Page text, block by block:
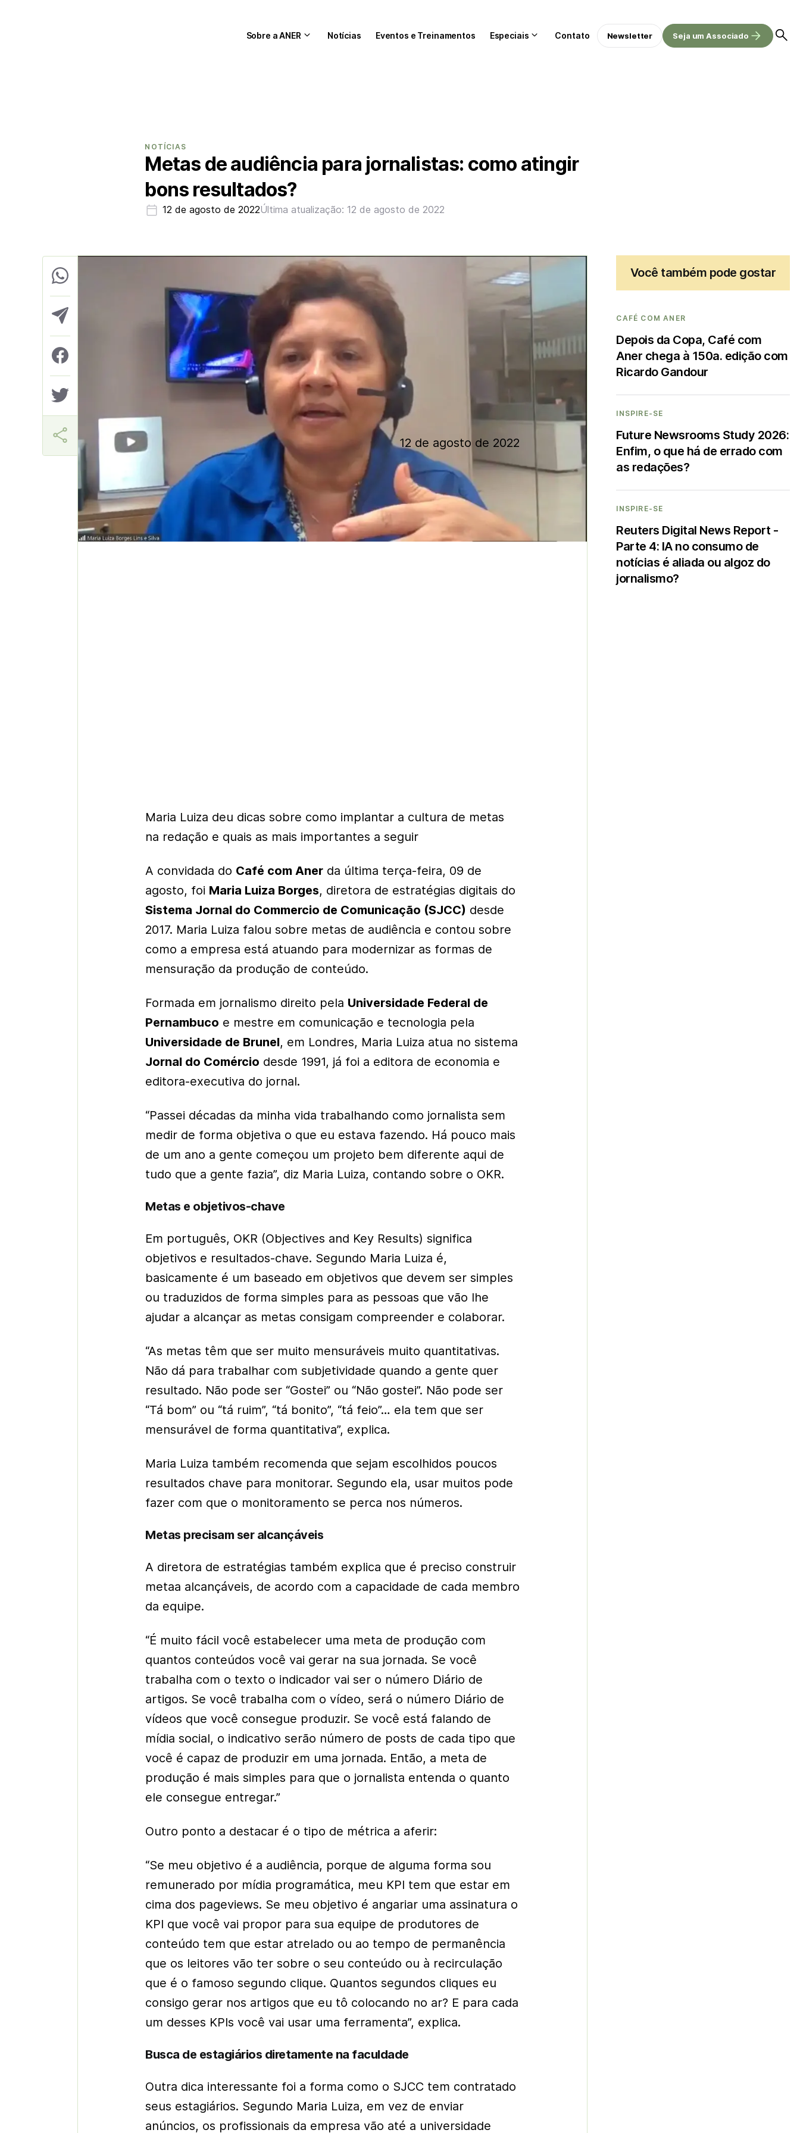
Sobre a ANER Notícias Eventos e Treinamentos Especiais Contato Newsletter Seja um Associado
NOTÍCIAS
Metas de audiência para jornalistas: como atingir
bons resultados?
12 de agosto de 2022Última atualização: 12 de agosto de 2022
Márcia Miranda
12 de agosto de 2022
Maria Luiza deu dicas sobre como implantar a cultura de metas
na redação e quais as mais importantes a seguir
A convidada do Café com Aner da última terça-feira, 09 de
agosto, foi Maria Luiza Borges, diretora de estratégias digitais do
Sistema Jornal do Commercio de Comunicação (SJCC) desde
2017. Maria Luiza falou sobre metas de audiência e contou sobre
como a empresa está atuando para modernizar as formas de
mensuração da produção de conteúdo.
Formada em jornalismo direito pela Universidade Federal de
Pernambuco e mestre em comunicação e tecnologia pela
Universidade de Brunel, em Londres, Maria Luiza atua no sistema
Jornal do Comércio desde 1991, já foi a editora de economia e
editora-executiva do jornal.
“Passei décadas da minha vida trabalhando como jornalista sem
medir de forma objetiva o que eu estava fazendo. Há pouco mais
de um ano a gente começou um projeto bem diferente aqui de
tudo que a gente fazia”, diz Maria Luiza, contando sobre o OKR.
Metas e objetivos-chave
Em português, OKR (Objectives and Key Results) significa
objetivos e resultados-chave. Segundo Maria Luiza é,
basicamente é um baseado em objetivos que devem ser simples
ou traduzidos de forma simples para as pessoas que vão lhe
ajudar a alcançar as metas consigam compreender e colaborar.
“As metas têm que ser muito mensuráveis muito quantitativas.
Não dá para trabalhar com subjetividade quando a gente quer
resultado. Não pode ser “Gostei” ou “Não gostei”. Não pode ser
“Tá bom” ou “tá ruim”, “tá bonito”, “tá feio”… ela tem que ser
mensurável de forma quantitativa”, explica.
Maria Luiza também recomenda que sejam escolhidos poucos
resultados chave para monitorar. Segundo ela, usar muitos pode
fazer com que o monitoramento se perca nos números.
Metas precisam ser alcançáveis
A diretora de estratégias também explica que é preciso construir
metaa alcançáveis, de acordo com a capacidade de cada membro
da equipe.
“É muito fácil você estabelecer uma meta de produção com
quantos conteúdos você vai gerar na sua jornada. Se você
trabalha com o texto o indicador vai ser o número Diário de
artigos. Se você trabalha com o vídeo, será o número Diário de
vídeos que você consegue produzir. Se você está falando de
mídia social, o indicativo serão número de posts de cada tipo que
você é capaz de produzir em uma jornada. Então, a meta de
produção é mais simples para que o jornalista entenda o quanto
ele consegue entregar.”
Outro ponto a destacar é o tipo de métrica a aferir:
“Se meu objetivo é a audiência, porque de alguma forma sou
remunerado por mídia programática, meu KPI tem que estar em
cima dos pageviews. Se meu objetivo é angariar uma assinatura o
KPI que você vai propor para sua equipe de produtores de
conteúdo tem que estar atrelado ou ao tempo de permanência
que os leitores vão ter sobre o seu conteúdo ou à recirculação
que é o famoso segundo clique. Quantos segundos cliques eu
consigo gerar nos artigos que eu tô colocando no ar? E para cada
um desses KPIs você vai usar uma ferramenta”, explica.
Busca de estagiários diretamente na faculdade
Outra dica interessante foi a forma como o SJCC tem contratado
seus estagiários. Segundo Maria Luiza, em vez de enviar
anúncios, os profissionais da empresa vão até a universidade
Você também pode gostar
CAFÉ COM ANER
Depois da Copa, Café com
Aner chega à 150a. edição com
Ricardo Gandour
INSPIRE-SE
Future Newsrooms Study 2026:
Enfim, o que há de errado com
as redações?
INSPIRE-SE
Reuters Digital News Report -
Parte 4: IA no consumo de
notícias é aliada ou algoz do
jornalismo?